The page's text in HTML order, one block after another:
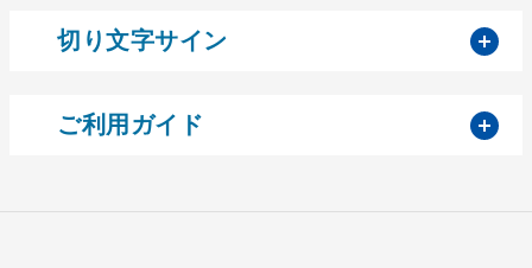
切り文字サイン
ご利用ガイド